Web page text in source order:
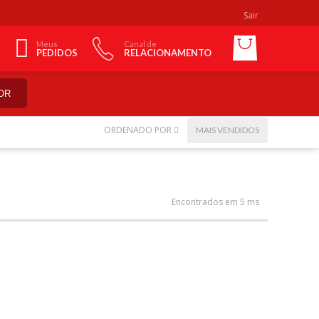
Sair
Meus
PEDIDOS
Canal de
RELACIONAMENTO
ORDENADO POR MAIS VENDIDOS
Encontrados em 5 ms